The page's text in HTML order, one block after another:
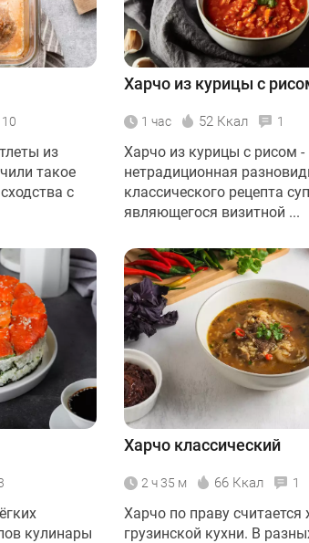
10
из
такое
с
Харчо из курицы с
1 час 52 Ккал 1
Харчо из курицы с рисом -
нетрадиционная
классического рецепта
являющегося визитной ...
кулинары
Харчо классический
2 ч 35 м 66 Ккал 1
Харчо по праву
грузинской кухни. В